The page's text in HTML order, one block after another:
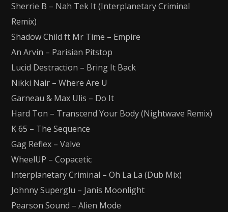
Sherrie B – Nah Tek It (Interplanetary Criminal
Remix)
Shadow Child ft Mr Time – Empire
An Arvin – Parisian Pitstop
Lucid Destraction – Bring It Back
Nikki Nair – Where Are U
Garneau & Max Ulis – Do It
Hard Ton – Transcend Your Body (Nightwave Remix)
K 65 – The Sequence
Gag Reflex – Valve
WheelUP – Copacetic
Interplanetary Criminal – Oh La La (Dub Mix)
Johnny Superglu – Janis Moonlight
Pearson Sound – Alien Mode